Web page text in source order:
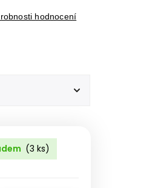
hodnocení
(3 ks)